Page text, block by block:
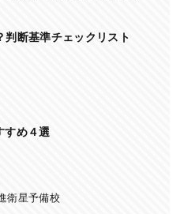
判断基準チェックリスト
すめ４選
衛星予備校